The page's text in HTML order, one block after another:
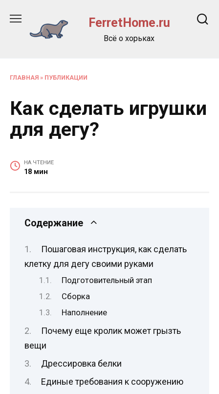
содержанию
FerretHome.ru
Всё о хорьках
ГЛАВНАЯ » ПУБЛИКАЦИИ
Как сделать игрушки
для дегу?
НА ЧТЕНИЕ
18 мин
Содержание
Пошаговая инструкция, как сделать
клетку для дегу своими руками
Подготовительный этап
Сборка
Наполнение
Почему еще кролик может грызть
вещи
Дрессировка белки
Единые требования к сооружению